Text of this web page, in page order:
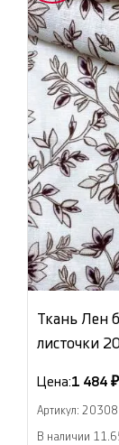
Ткань Лен
листочки
Цена:1 484
Артикул: 20308
В наличии